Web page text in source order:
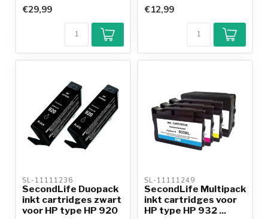
€29,99 €12,99
SL-11111236
SecondLife Duopack
inkt cartridges zwart
voor HP type HP 920
SL-11111249
SecondLife Multipack
inkt cartridges voor
HP type HP 932 ...